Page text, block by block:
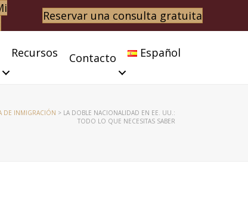
Reservar una consulta gratuita
Recursos Contacto Español
DE INMIGRACIÓN > LA DOBLE NACIONALIDAD EN EE. UU.:
TODO LO QUE NECESITAS SABER